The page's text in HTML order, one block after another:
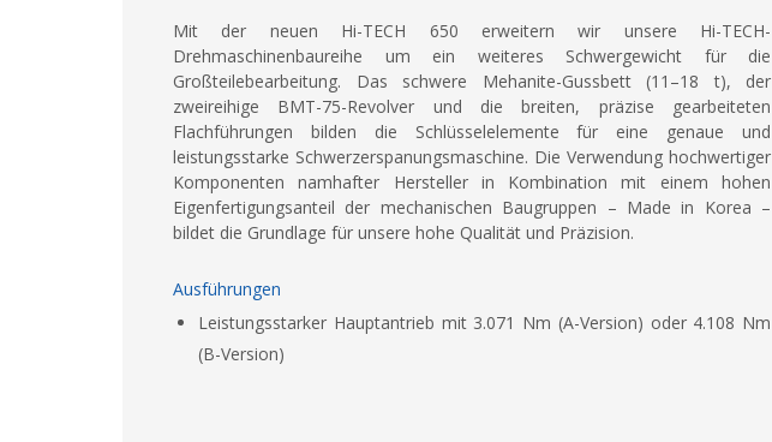
Mit der neuen Hi-TECH 650 erweitern wir unsere Hi-TECH-
Drehmaschinenbaureihe um ein weiteres Schwergewicht für die
Großteilebearbeitung. Das schwere Mehanite-Gussbett (11–18 t), der
zweireihige BMT-75-Revolver und die breiten, präzise gearbeiteten
Flachführungen bilden die Schlüsselelemente für eine genaue und
leistungsstarke Schwerzerspanungsmaschine. Die Verwendung hochwertiger
Komponenten namhafter Hersteller in Kombination mit einem hohen
Eigenfertigungsanteil der mechanischen Baugruppen – Made in Korea –
bildet die Grundlage für unsere hohe Qualität und Präzision.
Ausführungen
Leistungsstarker Hauptantrieb mit 3.071 Nm (A-Version) oder 4.108 Nm
(B-Version)